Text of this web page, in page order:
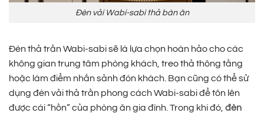
Đèn vải Wabi-sabi thả bàn ăn
Đèn thả trần Wabi-sabi sẽ là lựa chọn hoàn hảo cho các
không gian trung tâm phòng khách, treo thả thông tầng
hoặc làm điểm nhấn sảnh đón khách. Bạn cũng có thể sử
dụng đèn vải thả trần phong cách Wabi-sabi để tôn lên
được cái “hồn” của phòng ăn gia đình. Trong khi đó, đèn